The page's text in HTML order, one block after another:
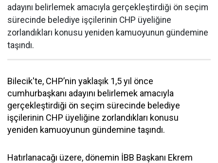
adayını belirlemek amacıyla gerçekleştirdiği ön seçim
sürecinde belediye işçilerinin CHP üyeliğine
zorlandıkları konusu yeniden kamuoyunun gündemine
taşındı.
Bilecik'te, CHP’nin yaklaşık 1,5 yıl önce
cumhurbaşkanı adayını belirlemek amacıyla
gerçekleştirdiği ön seçim sürecinde belediye
işçilerinin CHP üyeliğine zorlandıkları konusu
yeniden kamuoyunun gündemine taşındı.
Hatırlanacağı üzere, dönemin İBB Başkanı Ekrem